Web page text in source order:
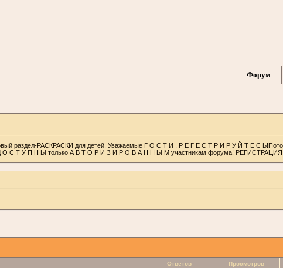
Форум
раздел-РАСКРАСКИ для детей. Уважаемые Г О С Т И , Р Е Г Е С Т Р И Р У Й Т Е С
О С Т У П Н Ы только А В Т О Р И З И Р О В А Н Н Ы М участникам форума! РЕГИСТРАЦИЯ
Ответов Просмотров